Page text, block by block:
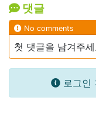
댓글
No comments
첫 댓글을 남겨주
로그인